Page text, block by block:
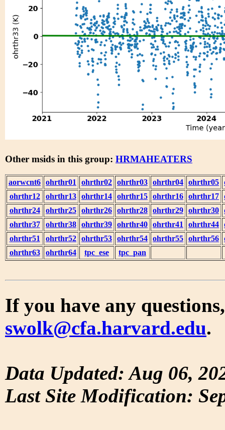
Other msids in this group: HRMAHEATERS
aorwcnt6 ohrthr01 ohrthr02 ohrthr03 ohrthr04 ohrthr05
ohrthr12
ohrthr13 ohrthr14 ohrthr15 ohrthr16 ohrthr17
ohrthr24
ohrthr25 ohrthr26 ohrthr28 ohrthr29 ohrthr30
ohrthr37
ohrthr38 ohrthr39 ohrthr40 ohrthr41 ohrthr44
ohrthr51
ohrthr52 ohrthr53 ohrthr54 ohrthr55 ohrthr56
ohrthr63
ohrthr64 tpc_ese tpc_pan
If you have any
swolk@cfa.harvard.edu.
Data Updated: Aug 06,
Last Site Modification: